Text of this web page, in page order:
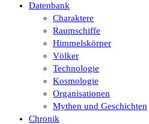
Datenbank
Charaktere
Raumschiffe
Himmelskörper
Völker
Technologie
Kosmologie
Organisationen
Mythen und Geschichten
Chronik